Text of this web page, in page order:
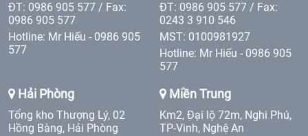
ĐT: 0986 905 577 / Fax:
0986 905 577
Hotline: Mr Hiếu - 0986 905
577
ĐT: 0986 905 577 / Fax:
0243 3 910 546
MST: 0100981927
Hotline: Mr Hiếu - 0986 905
577
Hải Phòng
Tổng kho Thượng Lý, 02
Hồng Bàng, Hải Phòng
Miền Trung
Km2, Đại lộ 72m, Nghi Phú,
TP-Vinh, Nghệ An